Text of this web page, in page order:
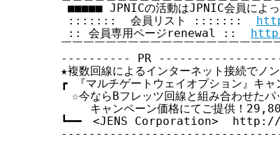
■■■■■ JPNICの活動はJPNIC会員によ
:::::::  会員リスト :::::::
:: 会員専用ページrenewal ::
￣￣￣￣￣￣￣￣￣￣￣￣￣￣￣￣￣￣￣
---------- PR
★複数回線によるインターネット接続でノ
┏ 『マルチゲートウェイオプション』キ
☆今ならBフレッツ回線と組み合わせたパ
キャンペーン価格にてご提供！
┗━━　<JENS Corporation>